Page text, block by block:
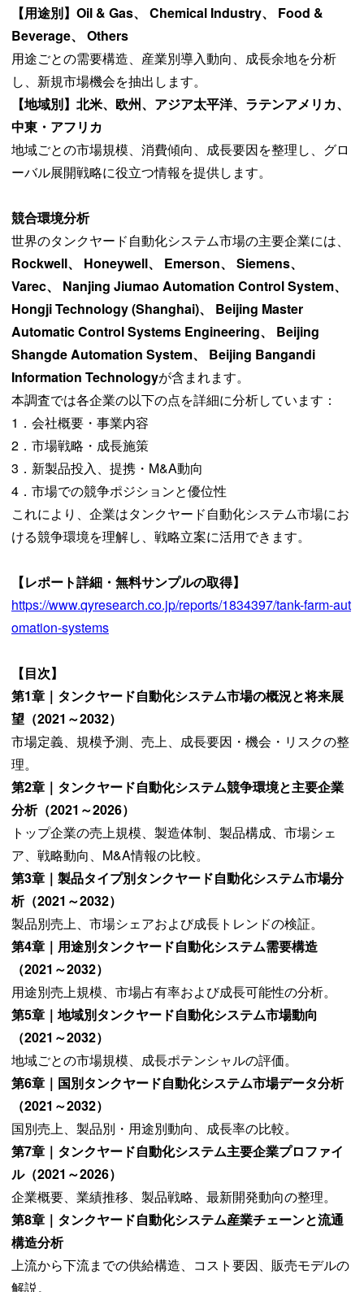
【用途別】Oil & Gas、 Chemical Industry、 Food &
Beverage、 Others
用途ごとの需要構造、産業別導入動向、成長余地を分析
し、新規市場機会を抽出します。
【地域別】北米、欧州、アジア太平洋、ラテンアメリカ、
中東・アフリカ
地域ごとの市場規模、消費傾向、成長要因を整理し、グロ
ーバル展開戦略に役立つ情報を提供します。
競合環境分析
世界のタンクヤード自動化システム市場の主要企業には、
Rockwell、 Honeywell、 Emerson、 Siemens、
Varec、 Nanjing Jiumao Automation Control System、
Hongji Technology (Shanghai)、 Beijing Master
Automatic Control Systems Engineering、 Beijing
Shangde Automation System、 Beijing Bangandi
Information Technologyが含まれます。
本調査では各企業の以下の点を詳細に分析しています：
1．会社概要・事業内容
2．市場戦略・成長施策
3．新製品投入、提携・M&A動向
4．市場での競争ポジションと優位性
これにより、企業はタンクヤード自動化システム市場にお
ける競争環境を理解し、戦略立案に活用できます。
【レポート詳細・無料サンプルの取得】
https://www.qyresearch.co.jp/reports/1834397/tank-farm-aut
omation-systems
【目次】
第1章｜タンクヤード自動化システム市場の概況と将来展
望（2021～2032）
市場定義、規模予測、売上、成長要因・機会・リスクの整
理。
第2章｜タンクヤード自動化システム競争環境と主要企業
分析（2021～2026）
トップ企業の売上規模、製造体制、製品構成、市場シェ
ア、戦略動向、M&A情報の比較。
第3章｜製品タイプ別タンクヤード自動化システム市場分
析（2021～2032）
製品別売上、市場シェアおよび成長トレンドの検証。
第4章｜用途別タンクヤード自動化システム需要構造
（2021～2032）
用途別売上規模、市場占有率および成長可能性の分析。
第5章｜地域別タンクヤード自動化システム市場動向
（2021～2032）
地域ごとの市場規模、成長ポテンシャルの評価。
第6章｜国別タンクヤード自動化システム市場データ分析
（2021～2032）
国別売上、製品別・用途別動向、成長率の比較。
第7章｜タンクヤード自動化システム主要企業プロファイ
ル（2021～2026）
企業概要、業績推移、製品戦略、最新開発動向の整理。
第8章｜タンクヤード自動化システム産業チェーンと流通
構造分析
上流から下流までの供給構造、コスト要因、販売モデルの
解説。